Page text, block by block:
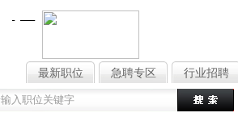
最新职位 急聘专区 行业招聘